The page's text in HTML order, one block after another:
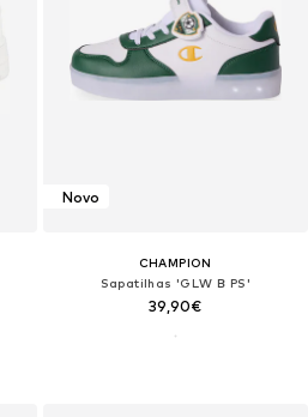
Novo
CHAMPION
Sapatilhas 'GLW B PS'
39,90€